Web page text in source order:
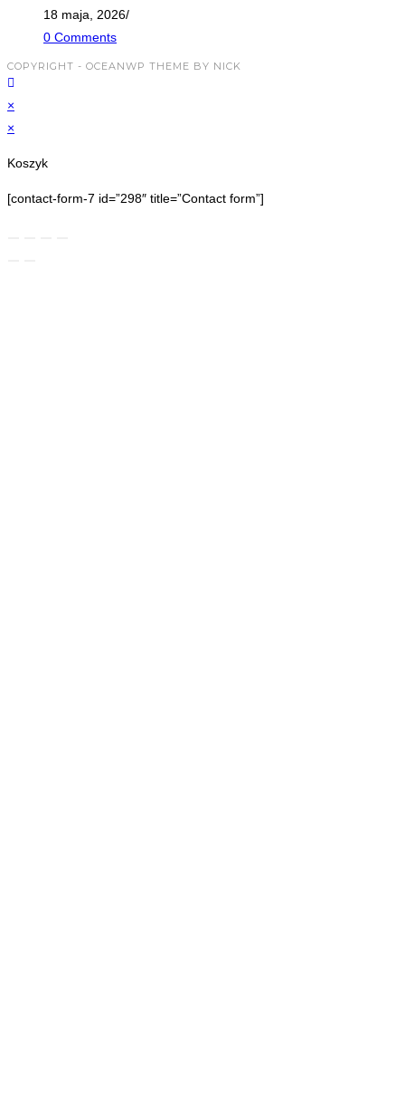
18 maja, 2026/
0 Comments
COPYRIGHT - OCEANWP THEME BY NICK
×
×
Koszyk
[contact-form-7 id=”298″ title=”Contact form”]